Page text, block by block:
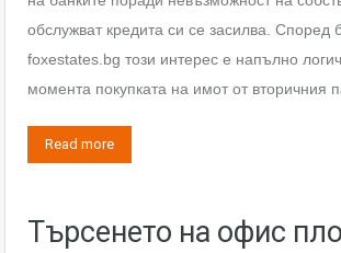
обслужват кредита си се засилва. Според
foxestates.bg този интерес е напълно
момента покупката на имот от вторичния
Read more
Търсенето на офис